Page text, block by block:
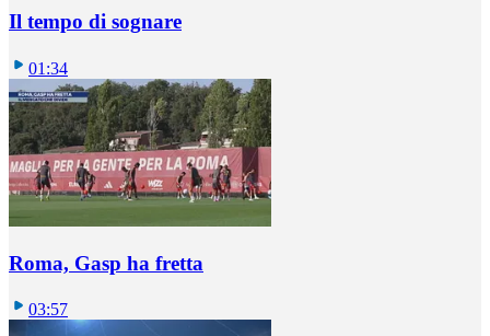
Il tempo di sognare
01:34
Roma, Gasp ha fretta
03:57